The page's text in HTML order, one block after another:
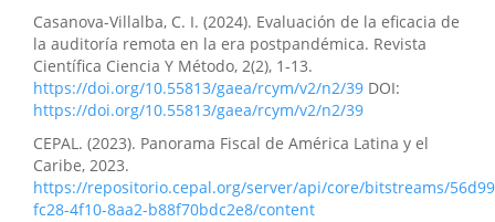
Blanca Alexandra Oñate-Bastida, Danny Gustavo
Lemache-Norieg, Byron Paúl Huera-Paltán, Norma del
Cumplimiento tributario en el comercio digital: retos
jurídicos y tecnológicos para emprendedores
Ecuatorianos. Journal of Economic and Social Science
Research, 6(1), 34.
Casanova-Villalba, C. I. (2024). Evaluación de la eficacia de
la auditoría remota en la era postpandémica. Revista
Científica Ciencia Y Método, 2(2), 1-13.
https://doi.org/10.55813/gaea/rcym/v2/n2/39 DOI:
https://doi.org/10.55813/gaea/rcym/v2/n2/39
CEPAL. (2023). Panorama Fiscal de América Latina y el
Caribe, 2023.
https://repositorio.cepal.org/server/api/core/bitstreams/
fc28-4f10-8aa2-b88f70bdc2e8/content